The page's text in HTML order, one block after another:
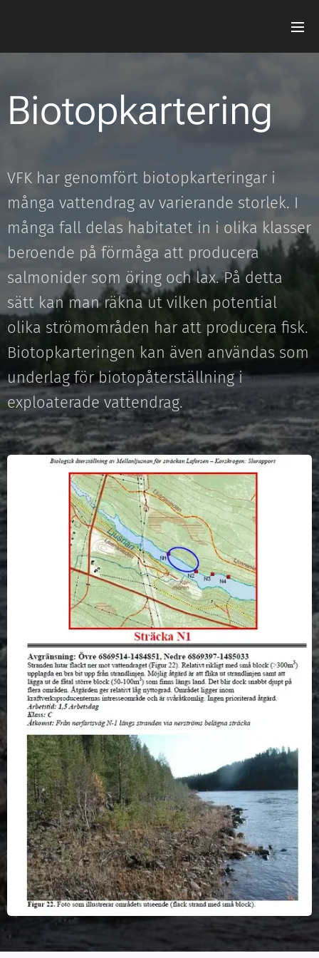
Biotopkartering
VFK har genomfört biotopkarteringar i
många vattendrag av varierande storlek. I
många fall delas habitatet in i olika klasser
beroende på förmåga att producera
salmonider som öring och lax. På detta
sätt kan man räkna ut vilken potential
olika strömområden har att producera fisk.
Biotopkarteringen kan även användas som
underlag för biotopåterställning i
exploaterade vattendrag.